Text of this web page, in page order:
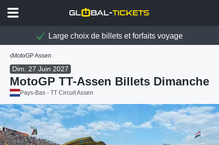
Large choix de billets et forfaits voyage
MotoGP Assen
Dim. 27 Juin 2027
MotoGP TT-Assen Billets Dimanche
Pays-Bas - TT Circuit Assen